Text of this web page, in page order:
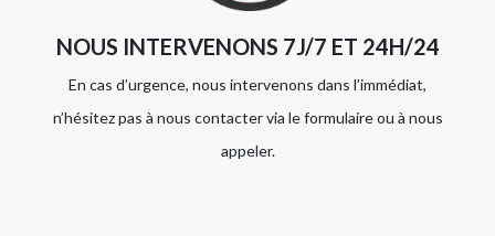
NOUS INTERVENONS 7J/7 ET 24H/24
En cas d’urgence, nous intervenons dans l’immédiat,
n’hésitez pas à nous contacter via le formulaire ou à nous
appeler.